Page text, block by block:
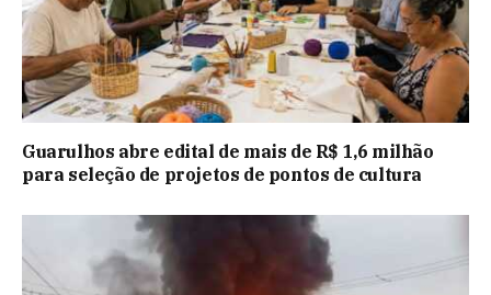
Guarulhos abre edital de mais de R$ 1,6 milhão
para seleção de projetos de pontos de cultura